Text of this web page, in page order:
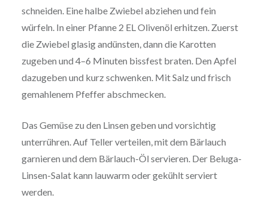
schneiden. Eine halbe Zwiebel abziehen und fein
würfeln. In einer Pfanne 2 EL Olivenöl erhitzen. Zuerst
die Zwiebel glasig andünsten, dann die Karotten
zugeben und 4–6 Minuten bissfest braten. Den Apfel
dazugeben und kurz schwenken. Mit Salz und frisch
gemahlenem Pfeffer abschmecken.
Das Gemüse zu den Linsen geben und vorsichtig
unterrühren. Auf Teller verteilen, mit dem Bärlauch
garnieren und dem Bärlauch-Öl servieren. Der Beluga-
Linsen-Salat kann lauwarm oder gekühlt serviert
werden.